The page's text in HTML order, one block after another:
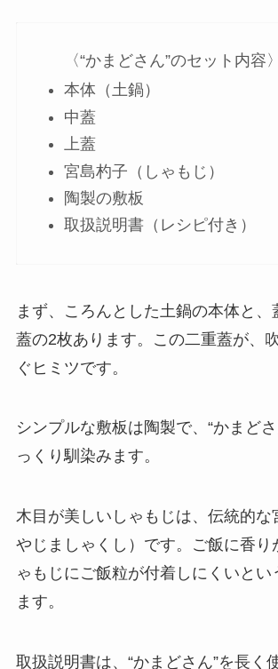
〈“かまどさん”のセット内容〉
本体（土鍋）
中蓋
上蓋
宮島杓子（しゃもじ）
陶製の敷板
取扱説明書（レシピ付き）
まず、ころんとした土鍋の本体と、
蓋の2枚あります。この二重蓋が、
ぐヒミツです。
シンプルな敷板は陶製で、“かまど
っくり馴染みます。
木目が美しいしゃもじは、伝統的な
やじましゃくし）です。
ご飯に香り
ゃもじにご飯粒が付着しにくいとい
ます。
取扱説明書は、“かまどさん”を長く